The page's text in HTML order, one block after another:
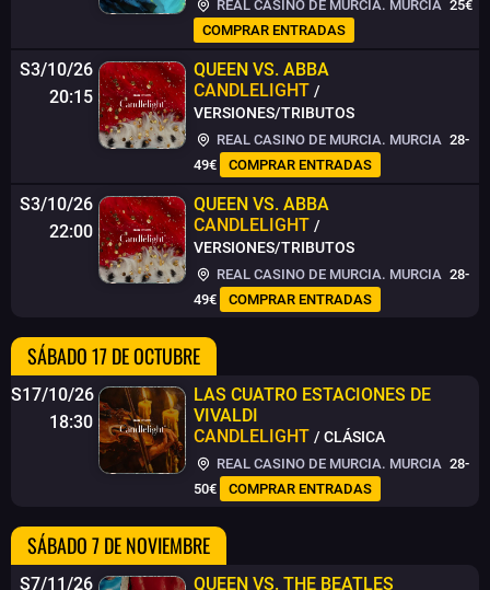
REAL CASINO DE MURCIA. MURCIA 25€
COMPRAR ENTRADAS
S3/10/26
20:15
QUEEN VS. ABBA
CANDLELIGHT /
VERSIONES/TRIBUTOS
REAL CASINO DE MURCIA. MURCIA 28-
49€
COMPRAR ENTRADAS
S3/10/26
22:00
QUEEN VS. ABBA
CANDLELIGHT /
VERSIONES/TRIBUTOS
REAL CASINO DE MURCIA. MURCIA 28-
49€
COMPRAR ENTRADAS
SÁBADO 17 DE OCTUBRE
S17/10/26
18:30
LAS CUATRO ESTACIONES DE
VIVALDI
CANDLELIGHT / CLÁSICA
REAL CASINO DE MURCIA. MURCIA 28-
50€
COMPRAR ENTRADAS
SÁBADO 7 DE NOVIEMBRE
S7/11/26
QUEEN VS. THE BEATLES